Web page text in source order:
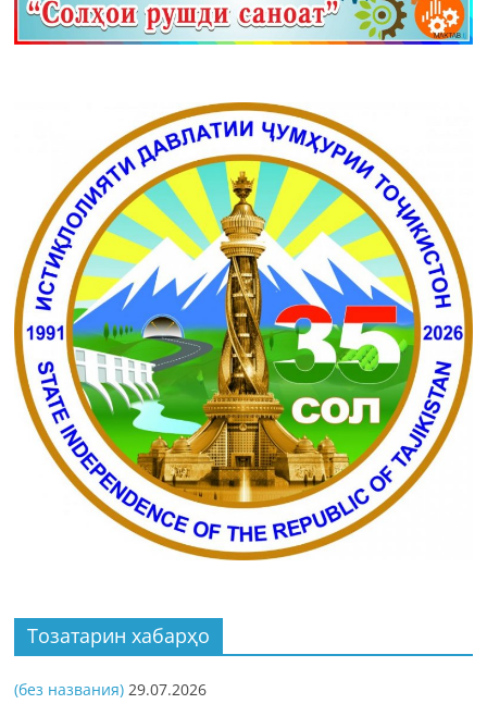
Тозатарин хабарҳо
(без названия) 29.07.2026